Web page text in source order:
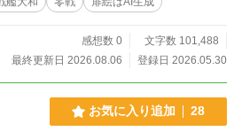
感想数 0
文字数 101,488
最終更新日 2026.08.06
登録日 2026.05.30
お気に入り追加 28